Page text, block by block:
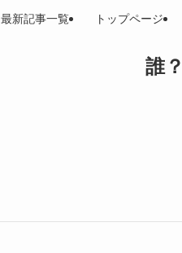
誰
最新記事一覧 トップページ